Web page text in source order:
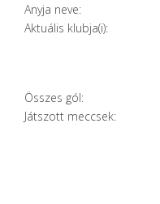
Anyja neve:
Aktuális klubja(i):
Összes gól:
Játszott meccsek: